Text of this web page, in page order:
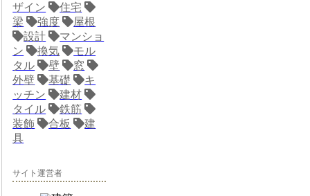
ザイン
住宅
梁
強度
屋根
設計
マンショ
ン
換気
モル
タル
壁
窓
外壁
基礎
キ
ッチン
建材
タイル
鉄筋
装飾
合板
建
具
サイト運営者